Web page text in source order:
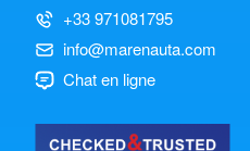
+33 971081795
info@marenauta.com
Chat en ligne